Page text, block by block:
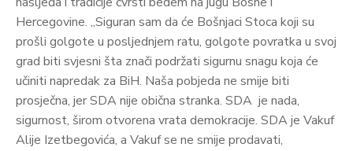
Hercegovine. „Siguran sam da će Bošnjaci Stoca koji su
prošli golgote u posljednjem ratu, golgote povratka u svoj
grad biti svjesni šta znači podržati sigurnu snagu koja će
učiniti napredak za BiH. Naša pobjeda ne smije biti
prosječna, jer SDA nije obična stranka. SDA je nada,
sigurnost, širom otvorena vrata demokracije. SDA je Vakuf
Alije Izetbegovića, a Vakuf se ne smije prodavati,